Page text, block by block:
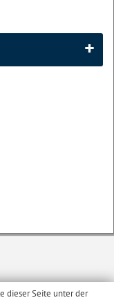
dieser Seite unter der